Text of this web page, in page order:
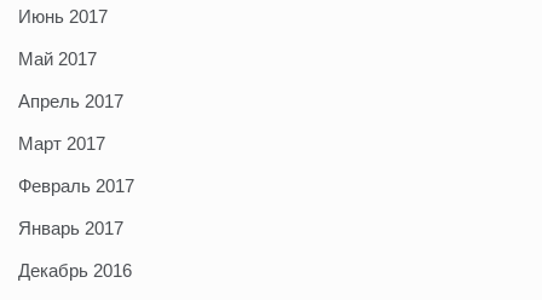
Июнь 2017
Май 2017
Апрель 2017
Март 2017
Февраль 2017
Январь 2017
Декабрь 2016